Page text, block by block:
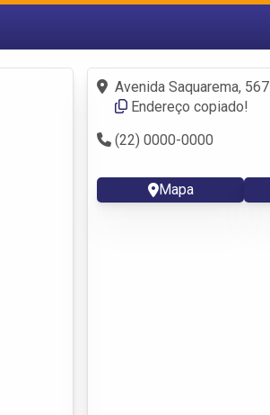
Fazer login
Criar conta
Avenida Saquarema,
Endereço copiado!
(22) 0000-0000
Mapa